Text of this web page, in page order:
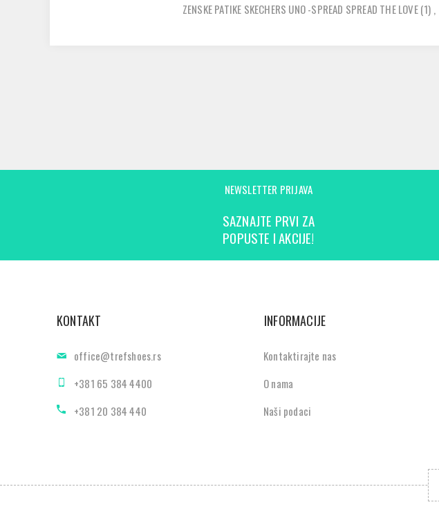
ZENSKE PATIKE SKECHERS UNO -SPREAD SPREAD THE LOVE(1) ,
NEWSLETTER PRIJAVA
SAZNAJTE PRVI ZA
POPUSTE I AKCIJE!
KONTAKT
office@trefshoes.rs
+381 65 384 4400
+381 20 384 440
INFORMACIJE
Kontaktirajte nas
O nama
Naši podaci